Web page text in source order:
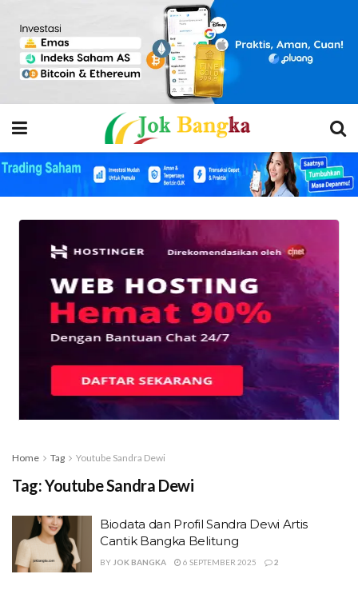
Home Tag Youtube Sandra Dewi
Tag:Youtube Sandra Dewi
Biodata dan Profil Sandra Dewi Artis
Cantik Bangka Belitung
BY JOK BANGKA 6 SEPTEMBER 2025 2